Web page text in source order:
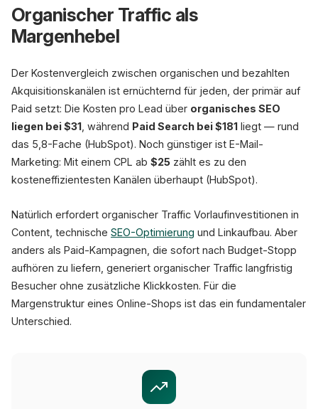
Organischer Traffic als
Margenhebel
Der Kostenvergleich zwischen organischen und bezahlten
Akquisitionskanälen ist ernüchternd für jeden, der primär auf
Paid setzt: Die Kosten pro Lead über organisches SEO
liegen bei $31 , während Paid Search bei $181 liegt — rund
das 5,8-Fache (HubSpot). Noch günstiger ist E-Mail-
Marketing: Mit einem CPL ab $25 zählt es zu den
kosteneffizientesten Kanälen überhaupt (HubSpot).
Natürlich erfordert organischer Traffic Vorlaufinvestitionen in
Content, technische SEO-Optimierung und Linkaufbau. Aber
anders als Paid-Kampagnen, die sofort nach Budget-Stopp
aufhören zu liefern, generiert organischer Traffic langfristig
Besucher ohne zusätzliche Klickkosten. Für die
Margenstruktur eines Online-Shops ist das ein fundamentaler
Unterschied.